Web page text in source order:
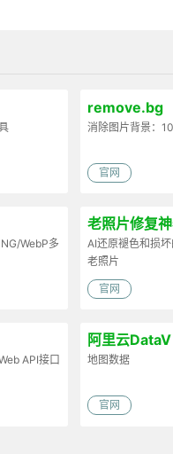
remove.bg
消除图片背景：
官网
WebP多
老照片修复
AI还原褪色和损
老照片
官网
API接口
阿里云DataV
地图数据
官网